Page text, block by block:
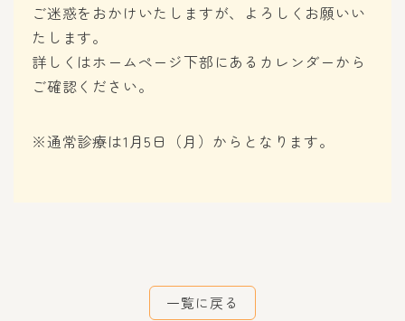
ご迷惑をおかけいたしますが、よろしくお願いい
たします。
詳しくはホームページ下部にあるカレンダーから
ご確認ください。
※通常診療は1月5日（月）からとなります。
一覧に戻る